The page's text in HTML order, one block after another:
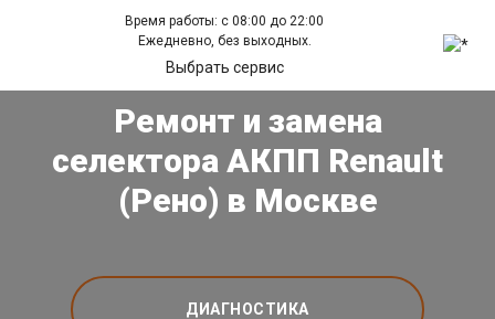
Время работы: с 08:00 до 22:00
Ежедневно, без выходных.
Выбрать сервис
Ремонт и замена
селектора АКПП Renault
(Рено) в Москве
ДИАГНОСТИКА